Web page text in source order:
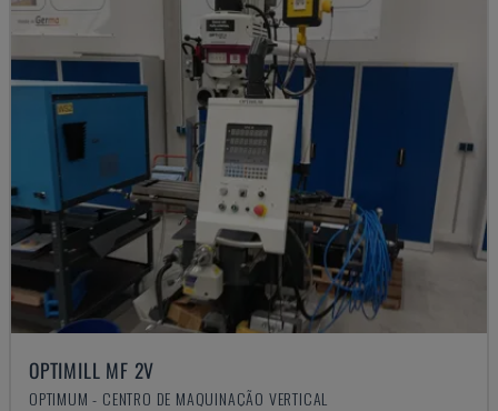
OPTIMILL MF 2V
OPTIMUM - CENTRO DE MAQUINAÇÃO VERTICAL